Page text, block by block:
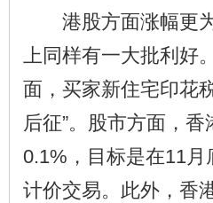
港股方面涨幅更为
上同样有一大批利好
面，买家新住宅印花
后征”。股市方面，
0.1%，目标是在11
计价交易。此外，香